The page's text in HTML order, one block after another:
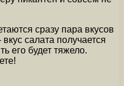
сразу пара вкусов
салата получается
его будет тяжело.